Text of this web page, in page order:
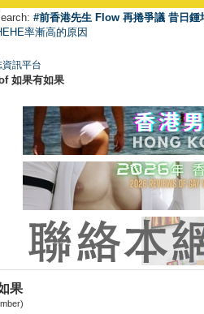
#前香港先生 Flow 再捲爭議 昔日
率漸高的原因
資訊平台
如果有如果
果